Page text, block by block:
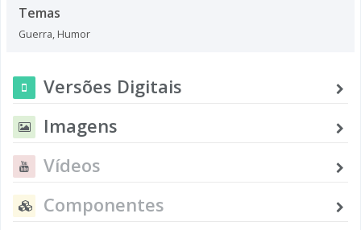
Temas
Guerra, Humor
Versões Digitais
Imagens
Vídeos
Componentes